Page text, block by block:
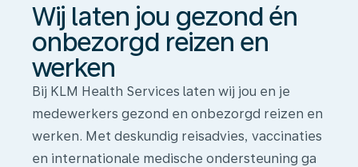
Wij laten jou gezond én
onbezorgd reizen en
werken
Bij KLM Health Services laten wij jou en je
medewerkers gezond en onbezorgd reizen en
werken. Met deskundig reisadvies, vaccinaties
en internationale medische ondersteuning ga